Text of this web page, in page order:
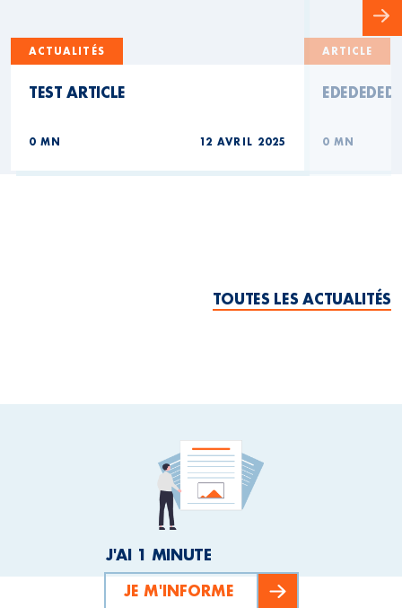
ACTUALITÉS
TEST ARTICLE
0 MN 12 AVRIL 2025
ARTICLE
EDEDEDED
0 MN
TOUTES LES ACTUALITÉS
J'AI 1 MINUTE
JE M'INFORME